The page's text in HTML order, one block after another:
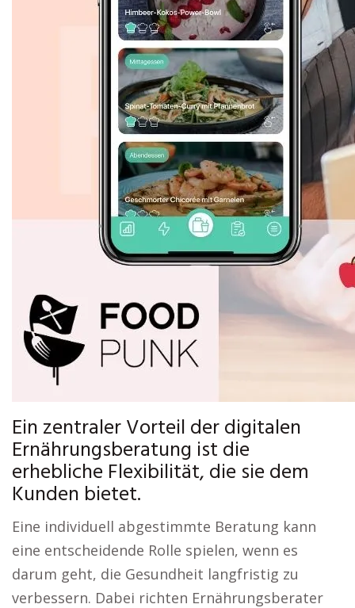
Ein zentraler Vorteil der digitalen
Ernährungsberatung ist die
erhebliche Flexibilität, die sie dem
Kunden bietet.
Eine individuell abgestimmte Beratung kann
eine entscheidende Rolle spielen, wenn es
darum geht, die Gesundheit langfristig zu
verbessern. Dabei richten Ernährungsberater